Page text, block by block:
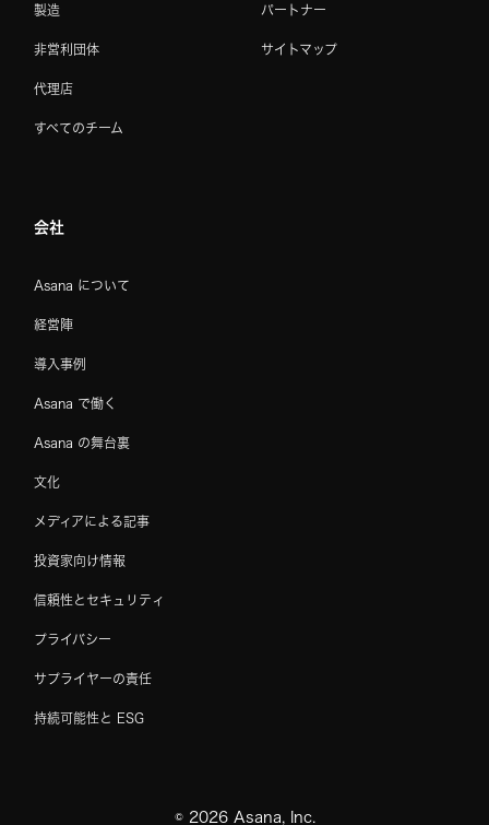
製造
非営利団体
代理店
すべてのチーム
パートナー
サイトマップ
会社
Asana について
経営陣
導入事例
Asana で働く
Asana の舞台裏
文化
メディアによる記事
投資家向け情報
信頼性とセキュリティ
プライバシー
サプライヤーの責任
持続可能性と ESG
© 2026Asana, Inc.